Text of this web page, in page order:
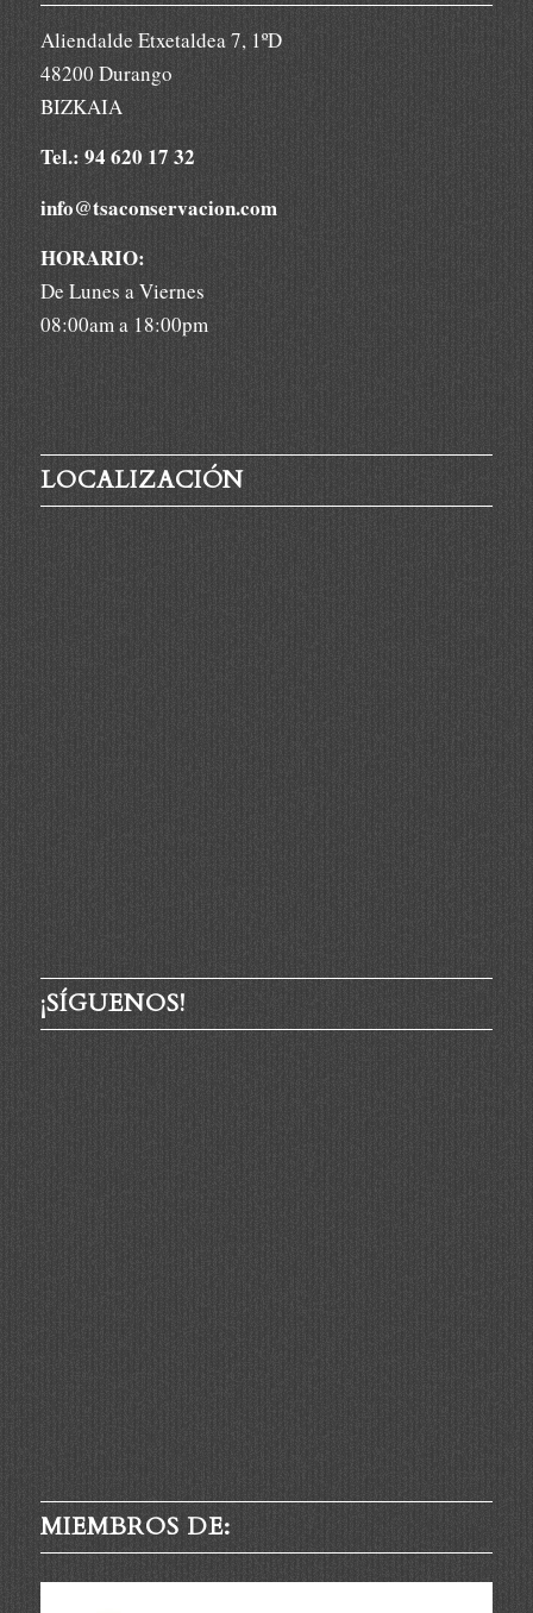
Aliendalde Etxetaldea 7, 1ºD
48200 Durango
BIZKAIA
Tel.: 94 620 17 32
info@tsaconservacion.com
HORARIO:
De Lunes a Viernes
08:00am a 18:00pm
LOCALIZACIÓN
¡SÍGUENOS!
MIEMBROS DE: